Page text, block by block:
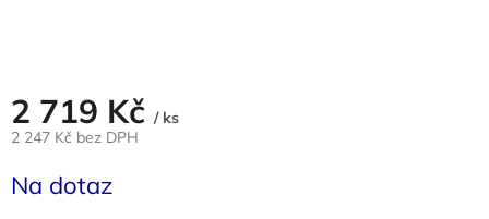
2 719 Kč / ks
2 247 Kč bez DPH
cena:
Na dotaz